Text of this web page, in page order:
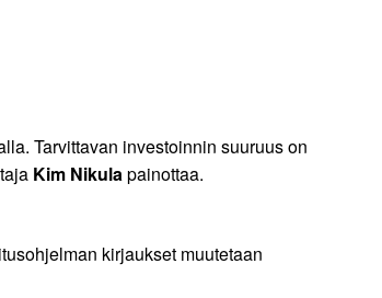
Tarvittavan investoinnin suuruus on
Kim Nikulapainottaa.
kirjaukset muutetaan